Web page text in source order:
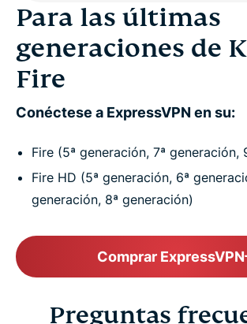
Para las últimas
generaciones de
Fire
Conéctese a ExpressVPN en su:
Fire (5ª generación, 7ª generación,
Fire HD (5ª generación, 6ª
generación, 8ª generación)
Comprar ExpressVPN
Preguntas